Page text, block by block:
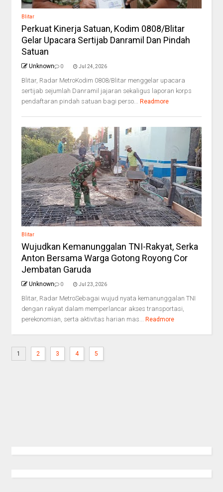
Blitar
Perkuat Kinerja Satuan, Kodim 0808/Blitar
Gelar Upacara Sertijab Danramil Dan Pindah
Satuan
Unknown 0 Jul 24, 2026
Blitar, Radar MetroKodim 0808/Blitar menggelar upacara
sertijab sejumlah Danramil jajaran sekaligus laporan korps
pendaftaran pindah satuan bagi perso... Readmore
Blitar
Wujudkan Kemanunggalan TNI-Rakyat, Serka
Anton Bersama Warga Gotong Royong Cor
Jembatan Garuda
Unknown 0 Jul 23, 2026
Blitar, Radar MetroSebagai wujud nyata kemanunggalan TNI
dengan rakyat dalam memperlancar akses transportasi,
perekonomian, serta aktivitas harian mas... Readmore
1 2 3 4 5